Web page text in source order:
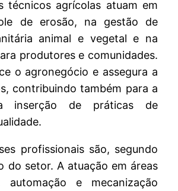
técnicos agrícolas atuam em
de erosão, na gestão de
animal e vegetal e na
produtores e comunidades.
o agronegócio e assegura a
contribuindo também para a
inserção de práticas de
profissionais são, segundo
do setor. A atuação em áreas
e mecanização